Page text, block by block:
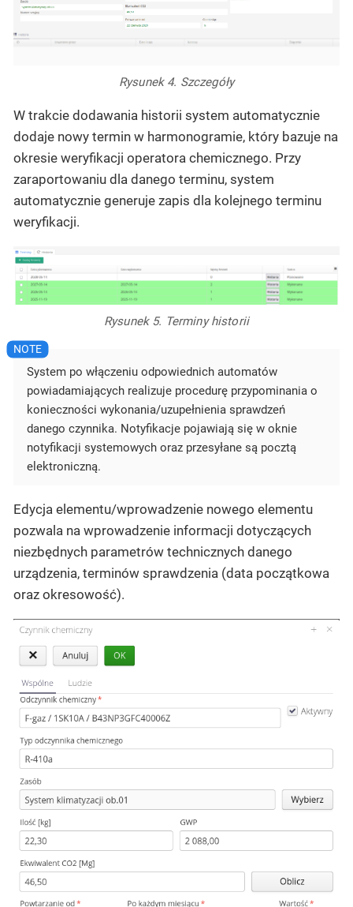
Rysunek 4. Szczegóły
W trakcie dodawania historii system automatycznie
dodaje nowy termin w harmonogramie, który bazuje na
okresie weryfikacji operatora chemicznego. Przy
zaraportowaniu dla danego terminu, system
automatycznie generuje zapis dla kolejnego terminu
weryfikacji.
Rysunek 5. Terminy historii
System po włączeniu odpowiednich automatów
powiadamiających realizuje procedurę przypominania o
konieczności wykonania/uzupełnienia sprawdzeń
danego czynnika. Notyfikacje pojawiają się w oknie
notyfikacji systemowych oraz przesyłane są pocztą
elektroniczną.
Edycja elementu/wprowadzenie nowego elementu
pozwala na wprowadzenie informacji dotyczących
niezbędnych parametrów technicznych danego
urządzenia, terminów sprawdzenia (data początkowa
oraz okresowość).